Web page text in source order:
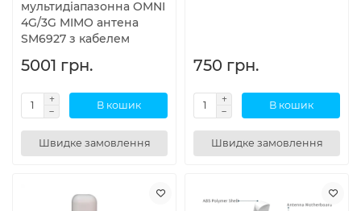
мультидіапазонна OMNI
4G/3G MIMO антена
SM6927 з кабелем
5001 грн.
В кошик
Швидке замовлення
750 грн.
В кошик
Швидке замовлення